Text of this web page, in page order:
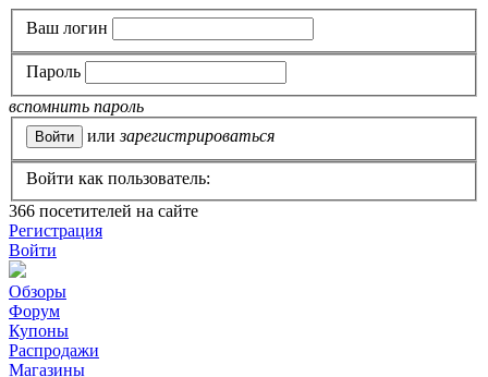
Ваш логин
Пароль
вспомнить пароль
или зарегистрироваться
Войти как пользователь:
366 посетителей на сайте
Регистрация
Войти
Обзоры
Форум
Купоны
Распродажи
Магазины